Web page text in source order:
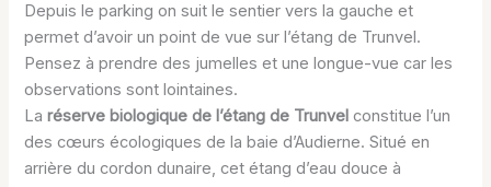
Depuis le parking on suit le sentier vers la gauche et
permet d’avoir un point de vue sur l’étang de Trunvel.
Pensez à prendre des jumelles et une longue-vue car les
observations sont lointaines.
Laréserve biologique de l’étang de Trunvel constitue l’un
des cœurs écologiques de la baie d’Audierne. Situé en
arrière du cordon dunaire, cet étang d’eau douce à